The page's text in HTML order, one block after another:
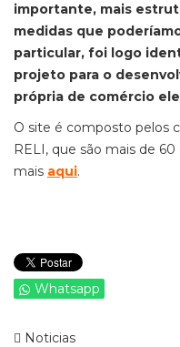
importante, mais
medidas que
particular, foi logo
projeto para o
própria de comércio
O site é composto pelos
RELI, que são mais de
mais aqui.
Whatsapp
Noticias